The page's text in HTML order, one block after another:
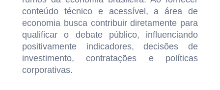
conteúdo técnico e acessível, a área de
economia busca contribuir diretamente para
qualificar o debate público, influenciando
positivamente indicadores, decisões de
investimento, contratações e políticas
corporativas.